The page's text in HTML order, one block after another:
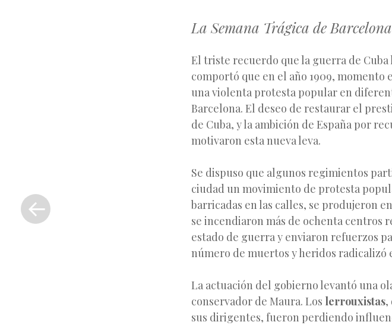
La Semana Trágica de
El triste recuerdo que la guerra de
comportó que en el año 1909, momento
una violenta protesta popular en
Barcelona. El deseo de restaurar el
de Cuba, y la ambición de España por
motivaron esta nueva leva.
Se dispuso que algunos regimientos
ciudad un movimiento de protesta
barricadas en las calles, se produjeron
se incendiaron más de ochenta centros
estado de guerra y enviaron refuerzos
número de muertos y heridos
La actuación del gobierno levantó una
conservador de Maura. Los lerrouxistas,
sus dirigentes, fueron perdiendo
Entrada
anterior